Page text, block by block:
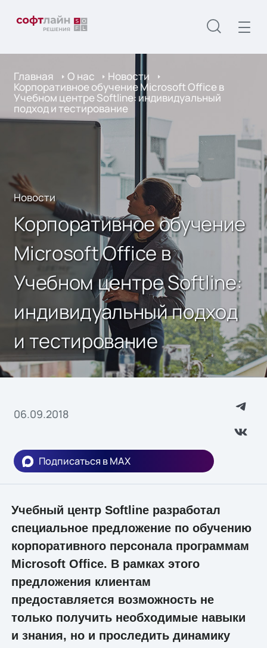
Главная О нас Новости
Корпоративное обучение Microsoft Office в
Учебном центре Softline: индивидуальный
подход и тестирование
Новости
Корпоративное обучение
Microsoft Office в
Учебном центре Softline:
индивидуальный подход
и тестирование
06.09.2018
Подписаться в MAX
Учебный центр Softline разработал
специальное предложение по обучению
корпоративного персонала программам
Microsoft Office. В рамках этого
предложения клиентам
предоставляется возможность не
только получить необходимые навыки
и знания, но и проследить динамику